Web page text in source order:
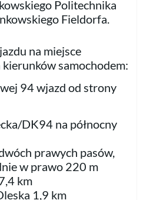
Politechnika
Fieldorfa.
na miejsce
samochodem:
94 wjazd od strony
DK94 na północny
prawych pasów,
w prawo 220 m
km
1,9 km